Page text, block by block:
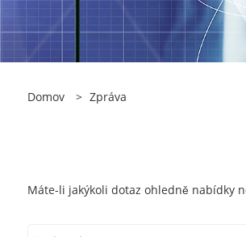
Domov > Zpráva
Máte-li jakýkoli dotaz ohledně nabídky